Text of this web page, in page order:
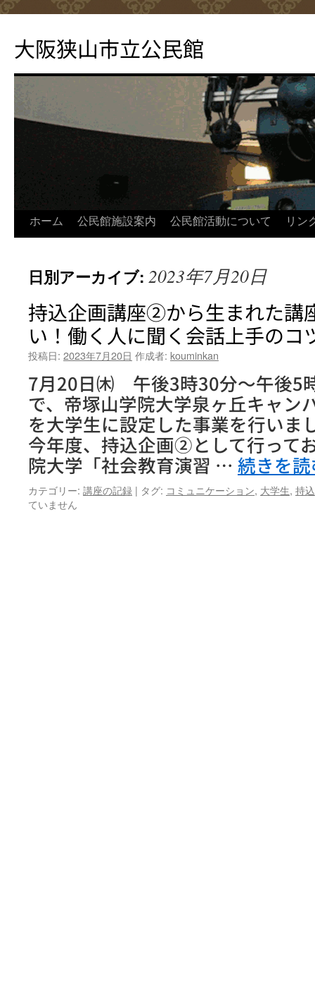
テ
ン
ッ
大阪狭山市立公民館
ホーム 公民館施設案内 公民館活動について リン
日別アーカイブ: 2023年7月20日
持込企画講座②から生まれた講
い！働く人に聞く会話上手のコ
投稿日: 2023年7月20日 作成者: kouminkan
7月20日㈭ 午後3時30分～午後5
で、帝塚山学院大学泉ヶ丘キャン
を大学生に設定した事業を行いま
今年度、持込企画②として行って
院大学「社会教育演習 … 続きを
カテゴリー: 講座の記録 | タグ: コミュニケーション, 大学生, 持
ていません